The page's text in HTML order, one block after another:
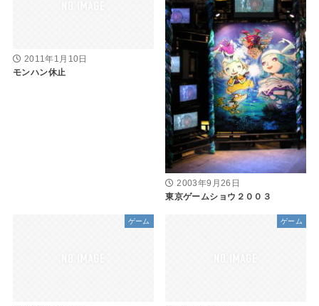
2011年1月10日
モンハン休止
2003年9月26日
東京ゲームショウ２００３
ゲーム ゲーム